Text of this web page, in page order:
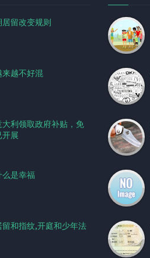
留改变规则
越不好混
利领取政府补贴，免
开展
是幸福
和指纹,开庭和少年法